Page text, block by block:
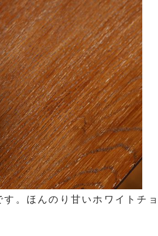
。ほんのり甘いホワイトチ